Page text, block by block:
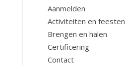
Aanmelden
Activiteiten en feesten
Brengen en halen
Certificering
Contact